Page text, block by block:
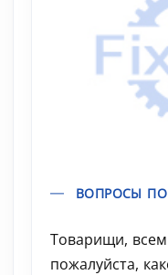
ВОПРОСЫ ПО
Товарищи,
пожалуйста,